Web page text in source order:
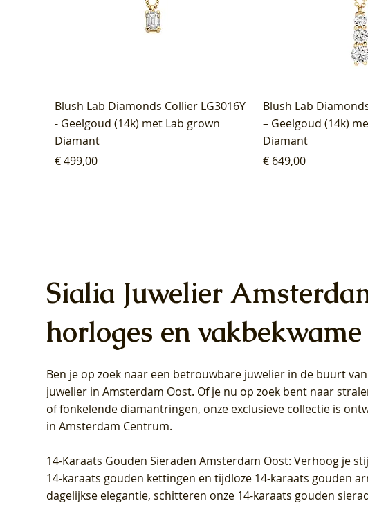
Blush Lab Diamonds Collier LG3016Y
- Geelgoud (14k) met Lab grown
Diamant
Prijs
€ 499,00
Blush Lab
– Geelgoud (14k)
Diamant
Prijs
€ 649,00
Blush Lab Diamonds Oorhangers
LG9006Y/S - Geelgoud (14k) met Lab
grown Diamant
Blush Lab
LG9007Y/S -
grown Diamant
Blush Lab Diamonds Collier LG3019Y
– Geelgoud (14k) met Lab grown
Diamant
Blush Lab
Geelgoud (14k) met
Diamant
Blush Lab Diamonds Ring LG1031Y -
Geelgoud (14k) met Lab grown
Diamant
Blush Lab
Geelgoud (14k) met
Diamant
Sialia Juwelier
horloges en
Ben je op zoek naar een betrouwbare juwelier in de buurt
juwelier in Amsterdam Oost. Of je nu op zoek bent naar
of fonkelende diamantringen, onze exclusieve collectie is
in Amsterdam Centrum.
14-Karaats Gouden Sieraden Amsterdam Oost: Verhoog je
14-karaats gouden kettingen en tijdloze 14-karaats gouden
dagelijkse elegantie, schitteren onze 14-karaats gouden